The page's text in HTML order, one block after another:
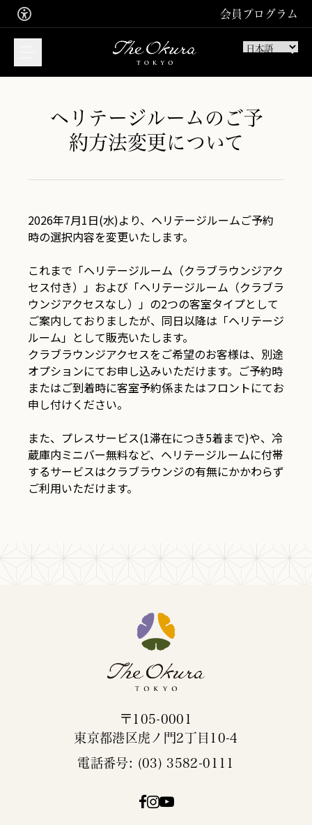
会員プログラム
宿泊のご予約はこちら
レストラン・バーの
ご予約はこちら
お食事
スパトリートメントの
ご予約はこちら
オークラ スパ
ご入会お申込み
リーダーズクラブに登録する
入会お申込み
ヘリテージルームのご予
約方法変更について
2026年7月1日(水)より、ヘリテージルームご予約
時の選択内容を変更いたします。
これまで「ヘリテージルーム（クラブラウンジアク
セス付き）」および「ヘリテージルーム（クラブラ
ウンジアクセスなし）」の2つの客室タイプとして
ご案内しておりましたが、同日以降は「ヘリテージ
ルーム」として販売いたします。
クラブラウンジアクセスをご希望のお客様は、別途
オプションにてお申し込みいただけます。ご予約時
またはご到着時に客室予約係またはフロントにてお
申し付けください。
また、プレスサービス(1滞在につき5着まで)や、冷
蔵庫内ミニバー無料など、ヘリテージルームに付帯
するサービスはクラブラウンジの有無にかかわらず
ご利用いただけます。
〒105-0001
東京都港区虎ノ門2丁目10-4
電話番号: (03) 3582-0111